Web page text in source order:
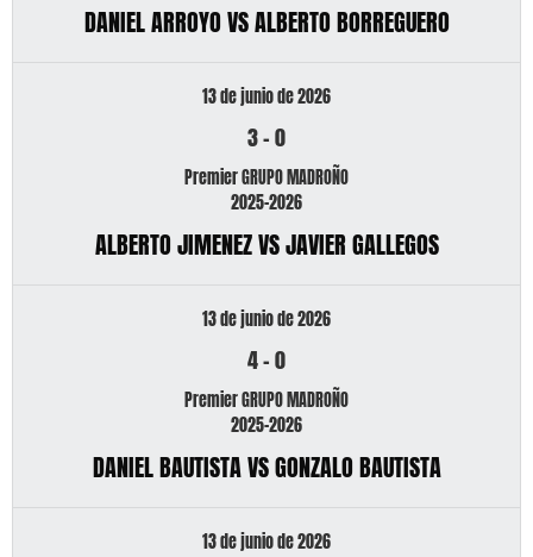
DANIEL ARROYO VS ALBERTO BORREGUERO
13 de junio de 2026
3-0
Premier GRUPO MADROÑO
2025-2026
ALBERTO JIMENEZ VS JAVIER GALLEGOS
13 de junio de 2026
4-0
Premier GRUPO MADROÑO
2025-2026
DANIEL BAUTISTA VS GONZALO BAUTISTA
13 de junio de 2026